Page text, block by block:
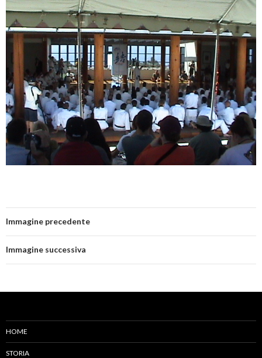
Immagine precedente
Immagine successiva
HOME
STORIA